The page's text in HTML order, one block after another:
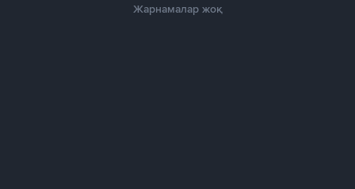
Жарнамалар жоқ